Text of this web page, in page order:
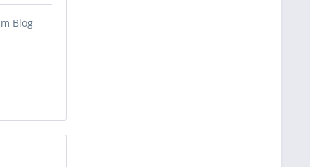
Blog